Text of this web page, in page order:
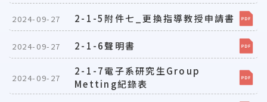
2024-09-27 2-1-5附件七_更換指導教授申請書
2024-09-27 2-1-6聲明書
2024-09-27
2-1-7電子系研究生Group
Metting紀錄表